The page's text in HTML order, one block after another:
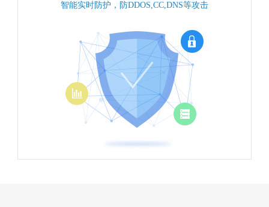
智能实时防护，防DDOS,CC,DNS等攻击